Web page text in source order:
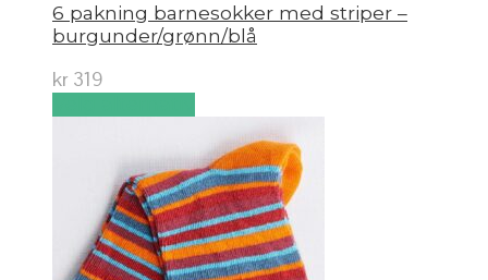
6 pakning barnesokker med striper –
burgunder/grønn/blå
kr 319